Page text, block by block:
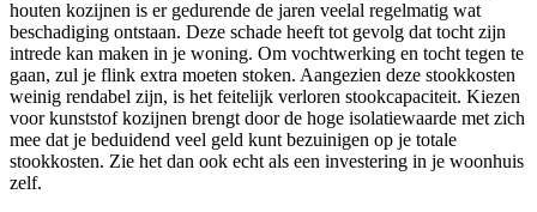
houten kozijnen is er gedurende de jaren veelal regelmatig wat
beschadiging ontstaan. Deze schade heeft tot gevolg dat tocht zijn
intrede kan maken in je woning. Om vochtwerking en tocht tegen te
gaan, zul je flink extra moeten stoken. Aangezien deze stookkosten
weinig rendabel zijn, is het feitelijk verloren stookcapaciteit. Kiezen
voor kunststof kozijnen brengt door de hoge isolatiewaarde met zich
mee dat je beduidend veel geld kunt bezuinigen op je totale
stookkosten. Zie het dan ook echt als een investering in je woonhuis
zelf.